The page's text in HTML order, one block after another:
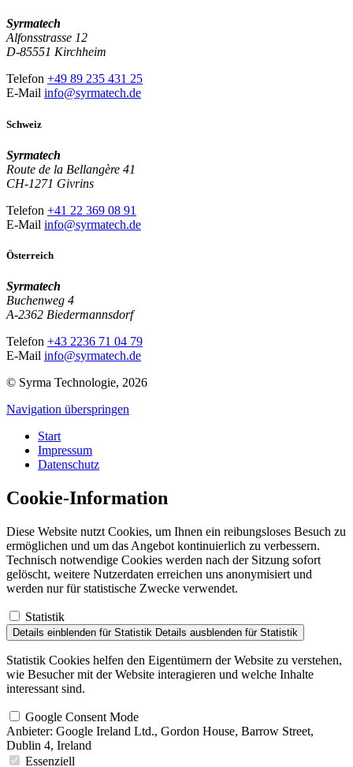
Syrmatech
Alfonsstrasse 12
D-85551 Kirchheim
Telefon +49 89 235 431 25
E-Mail info@syrmatech.de
Schweiz
Syrmatech
Route de la Bellangère 41
CH-1271 Givrins
Telefon +41 22 369 08 91
E-Mail info@syrmatech.de
Österreich
Syrmatech
Buchenweg 4
A-2362 Biedermannsdorf
Telefon +43 2236 71 04 79
E-Mail info@syrmatech.de
© Syrma Technologie, 2026
Navigation überspringen
Start
Impressum
Datenschutz
Cookie-Information
Diese Website nutzt Cookies, um Ihnen ein reibungsloses Besuch zu
ermöglichen und um das Angebot kontinuierlich zu verbessern.
Technisch notwendige Cookies werden nach der Sitzung sofort
gelöscht, weitere Nutzerdaten erreichen uns anonymisiert und
werden nur für statistische Zwecke verwendet.
Statistik
Details einblenden für Statistik Details ausblenden für Statistik
Statistik Cookies helfen den Eigentümern der Website zu verstehen,
wie Besucher mit der Website interagieren und welche Inhalte
interessant sind.
Google Consent Mode
Anbieter: Google Ireland Ltd., Gordon House, Barrow Street,
Dublin 4, Ireland
Essenziell